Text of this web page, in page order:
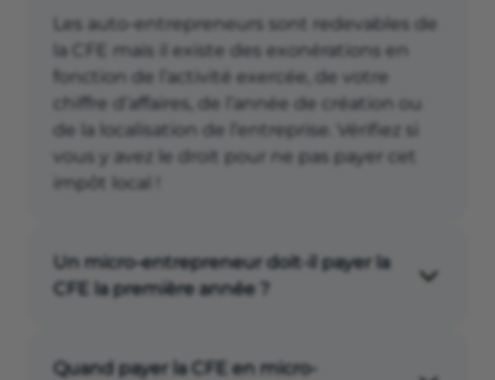
Les auto-entrepreneurs sont redevables de
la CFE mais il existe des exonérations en
fonction de l’activité exercée, de votre
chiffre d’affaires, de l’année de création ou
de la localisation de l’entreprise. Vérifiez si
vous y avez le droit pour ne pas payer cet
impôt local !
Un micro-entrepreneur doit-il payer la
CFE la première année ?
aucune CFE n’est due. L’exonération est
Quand payer la CFE en micro-